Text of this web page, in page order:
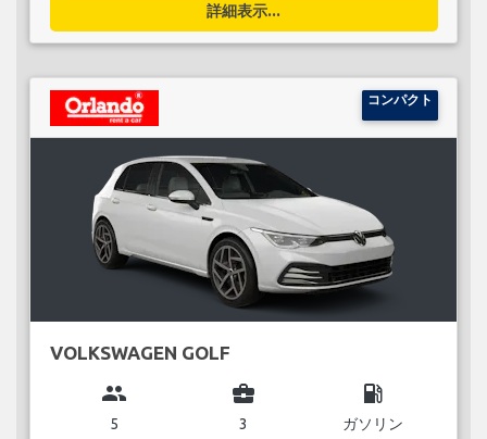
詳細表示...
コンパクト
VOLKSWAGEN GOLF
group
5
business_center
3
local_gas_station
ガソリン